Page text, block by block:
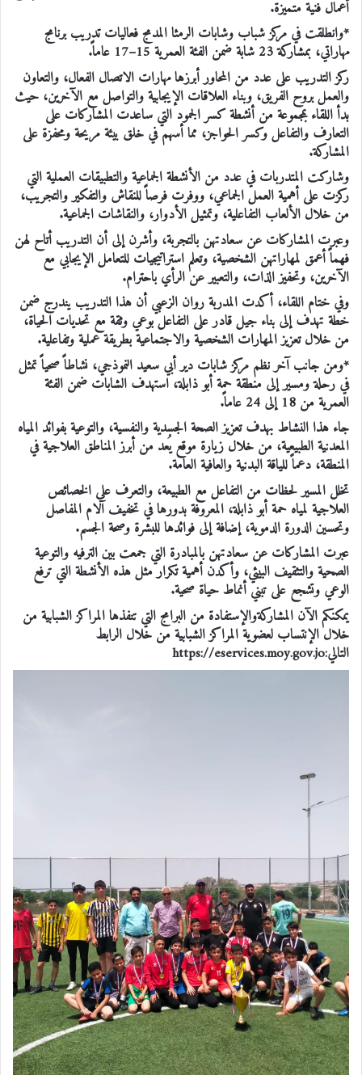
أعمال فنية متميزة.
*وانطلقت في مركز شباب وشابات الرمثا المدمج فعاليات تدريب برنامج
مهاراتي، بمشاركة 23 شابة ضمن الفئة العمرية 15–17 عاماً.
ركز التدريب على عدد من المحاور أبرزها مهارات الاتصال الفعال، والتعاون
والعمل بروح الفريق، وبناء العلاقات الإيجابية والتواصل مع الآخرين، حيث
بدأ اللقاء بمجموعة من أنشطة كسر الجمود التي ساعدت المشاركات على
التعارف والتفاعل وكسر الحواجز، مما أسهم في خلق بيئة مريحة ومحفزة على
المشاركة.
وشاركت المتدربات في عدد من الأنشطة الجماعية والتطبيقات العملية التي
ركزت على أهمية العمل الجماعي، ووفرت فرصاً للنقاش والتفكير والتجريب،
من خلال الألعاب التفاعلية، وتمثيل الأدوار، والنقاشات الجماعية.
وعبرت المشاركات عن سعادتهن بالتجربة، وأشرن إلى أن التدريب أتاح لهن
فهماً أعمق لمهاراتهن الشخصية، وتعلم استراتيجيات للتعامل الإيجابي مع
الآخرين، وتحفيز الذات، والتعبير عن الرأي باحترام.
وفي ختام اللقاء، أكدت المدربة روان الزعبي أن هذا التدريب يندرج ضمن
خطة تهدف إلى بناء جيل قادر على التفاعل بوعي وثقة مع تحديات الحياة،
من خلال تعزيز المهارات الشخصية والاجتماعية بطريقة عملية وتفاعلية.
*ومن جانب آخر نظم مركز شابات دير أبي سعيد النموذجي، نشاطاً صحياً تمثل
في رحلة ومسير إلى منطقة حمة أبو ذابلة، استهدف الشابات ضمن الفئة
العمرية من 18 إلى 24 عاماً.
جاء هذا النشاط بهدف تعزيز الصحة الجسدية والنفسية، والتوعية بفوائد المياه
المعدنية الطبيعية، من خلال زيارة موقع يُعد من أبرز المناطق العلاجية في
المنطقة، دعماً للياقة البدنية والعافية العامة.
تخلل المسير لحظات من التفاعل مع الطبيعة، والتعرف على الخصائص
العلاجية لمياه حمة أبو ذابلة، المعروفة بدورها في تخفيف آلام المفاصل
وتحسين الدورة الدموية، إضافة إلى فوائدها للبشرة وصحة الجسم.
عبرت المشاركات عن سعادتهن بالمبادرة التي جمعت بين الترفيه والتوعية
الصحية والتثقيف البيئي، وأكدن أهمية تكرار مثل هذه الأنشطة التي ترفع
الوعي وتشجع على تبني أنماط حياة صحية.
يمكنكم الآن المشاركةوالإستفادة من البرامج التي تنفذها المراكز الشبابية من
خلال الإنتساب لعضوية المراكز الشبابية من خلال الرابط
التالي:https://eservices.moy.gov.jo